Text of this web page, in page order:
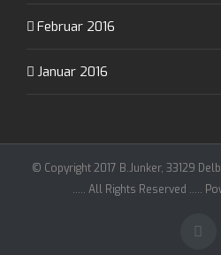
Februar 2016
Januar 2016
© Copyright 2017 B.Junker, 33129
..... All Rights Reserved .....